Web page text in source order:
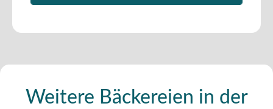
Weitere Bäckereien in der